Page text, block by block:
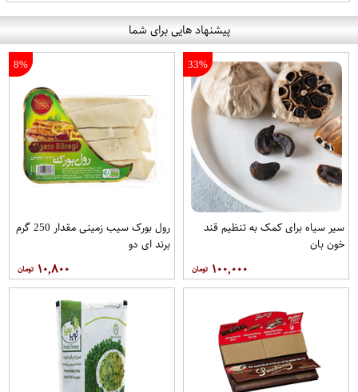
پیشنهاد هایی برای شما
33%
سیر سیاه برای کمک به تنظیم قند
خون بان
۱۰۰,۰۰۰
8%
رول بورک سیب زمینی مقدار 250 گرم
برند ای دو
۱۰,۸۰۰